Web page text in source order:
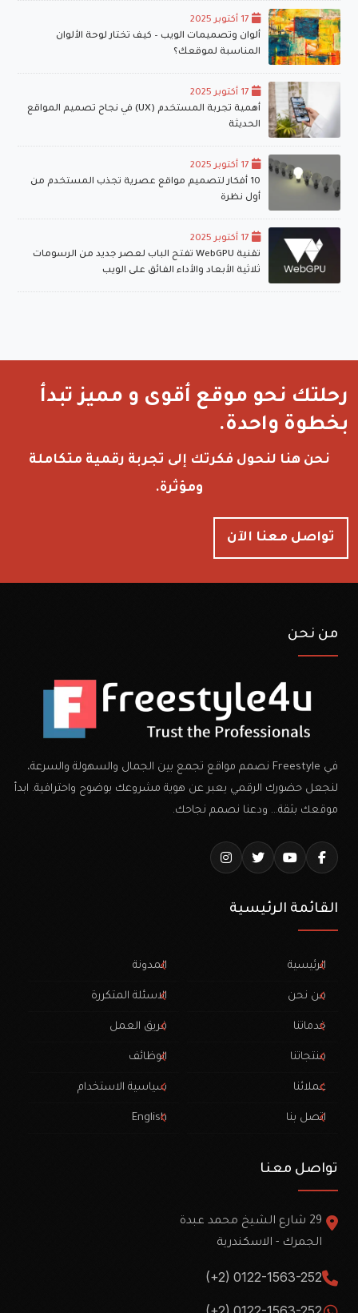
ألوان وتصميمات الويب – كيف تختار لوحة الألوان
المناسبة لموقعك؟
أهمية تجربة المستخدم (UX) في نجاح تصميم المواقع
الحديثة
10 أفكار لتصميم مواقع عصرية تجذب المستخدم من
أول نظرة
تقنية WebGPU تفتح الباب لعصر جديد من الرسومات
ثلاثية الأبعاد والأداء الفائق على الويب
رحلتك نحو موقع أقوى و مميز تبدأ
بخطوة واحدة.
نحن هنا لنحول فكرتك إلى تجربة رقمية متكاملة
ومؤثرة.
تواصل معنا الآن
من نحن
في Freestyle نصمم مواقع تجمع بين الجمال والسهولة والسرعة،
لنجعل حضورك الرقمي يعبر عن هوية مشروعك بوضوح واحترافية. ابدأ
موقعك بثقة… ودعنا نصمم نجاحك.
القائمة الرئيسية
الرئيسية
من نحن
خدماتنا
منتجاتنا
عملائنا
اتصل بنا
المدونة
الاسئلة المتكررة
فريق العمل
الوظائف
سياسية الاستخدام
English
تواصل معنا
29 شارع الشيخ محمد عبدة
الجمرك - الاسكندرية
(+2) 0122-1563-252